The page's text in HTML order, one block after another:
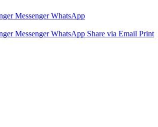
Messenger WhatsApp
Messenger WhatsApp Share via Email Print